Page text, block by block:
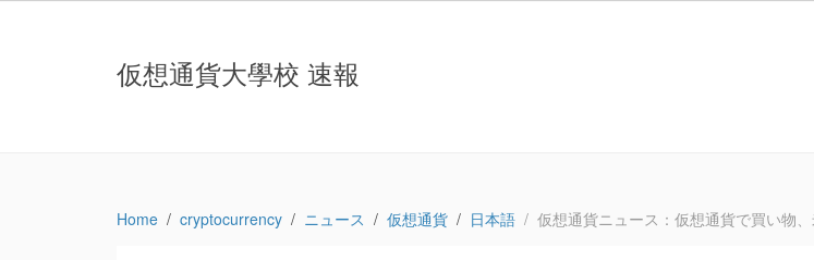
仮想通貨大學校 速報
Home cryptocurrency ニュース 仮想通貨 日本語 仮想通貨ニュース：仮想通貨で買い物